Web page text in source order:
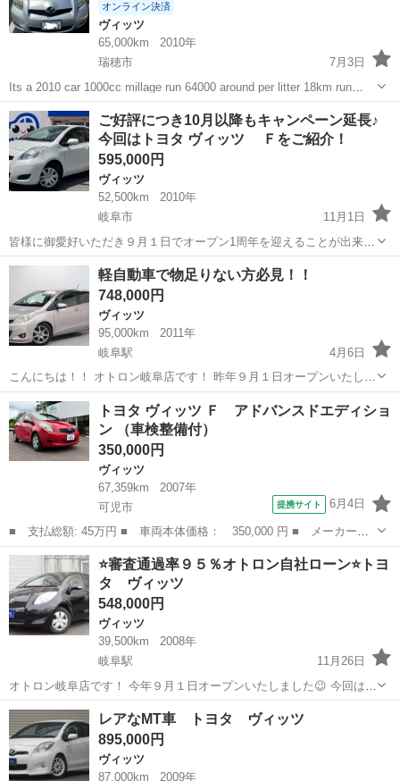
オンライン決済
ヴィッツ
65,000km
2010年
瑞穂市
7月3日
Its a 2010 car 1000cc millage run 64000 around per litter 18km run
shaken left 1months car condition is very good
岐阜 瑞穂市 ヴィッツ
ご好評につき10月以降もキャンペーン延長♪
今回はトヨタ ヴィッツ Ｆをご紹介！
595,000円
ヴィッツ
52,500km
2010年
岐阜市
11月1日
皆様に御愛好いただき９月１日でオープン1周年を迎えることが出来ま
した😉 今後ともオトロン岐阜店をよろしくお願いいたします！ 今回は
トヨタ ヴィッツ Ｆを紹介します🎶 ㊗️オトロンカーズ株式会社イベ
ント開催✨ ...
岐阜 岐阜市 ヴィッツ オトロン
軽自動車で物足りない方必見！！
748,000円
ヴィッツ
95,000km
2011年
岐阜駅
4月6日
こんにちは！！ オトロン岐阜店です！ 昨年９月１日オープンいたしま
した😉 今回はトヨタ ヴィッツジュエラをご紹介します🎶 ☆オトロン
自社ローン特徴☆ 勤続年数短い、専業主婦をされている、自営業の...
岐阜 岐阜市 岐阜駅 オトロン
トヨタ ヴィッツ Ｆ アドバンスドエディショ
ン （車検整備付）
350,000円
ヴィッツ
67,359km
2007年
可児市
提携サイト 6月4日
■ 支払総額: 45万円 ■ 車両本体価格： 350,000 円 ■ メーカー
名： トヨタ ■ 車種名： ヴィッツ ■ グレード名： Ｆ アドバ
ンスドエディション ■ 排気量： 1300cc ■ ドア枚数： 5D ■ ミ
ッ...
岐阜 可児市 ヴィッツ
⭐審査通過率９５％オトロン自社ローン⭐トヨ
タ ヴィッツ
548,000円
ヴィッツ
39,500km
2008年
岐阜駅
11月26日
オトロン岐阜店です！ 今年９月１日オープンいたしました😉 今回はト
ヨタ ヴィッツをご紹介します🎶 気になった方は問い合わせください
ませ❗️❗️ お支払いの滞納や過去の破産歴など様々な理由でオートロ...
岐阜 岐阜市 岐阜駅 ヴィッツ オトロン
レアなMT車 トヨタ ヴィッツ
895,000円
ヴィッツ
87,000km
2009年